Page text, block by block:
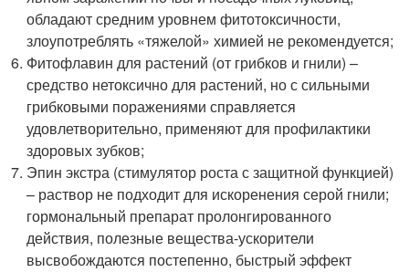
обладают средним уровнем фитотоксичности,
злоупотреблять «тяжелой» химией не рекомендуется;
Фитофлавин для растений (от грибков и гнили) –
средство нетоксично для растений, но с сильными
грибковыми поражениями справляется
удовлетворительно, применяют для профилактики
здоровых зубков;
Эпин экстра (стимулятор роста с защитной функцией)
– раствор не подходит для искоренения серой гнили;
гормональный препарат пролонгированного
действия, полезные вещества-ускорители
высвобождаются постепенно, быстрый эффект